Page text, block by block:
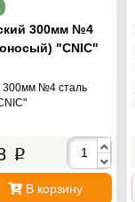
300мм №4
"CNIC"
300мм №4 сталь
p
В корзину